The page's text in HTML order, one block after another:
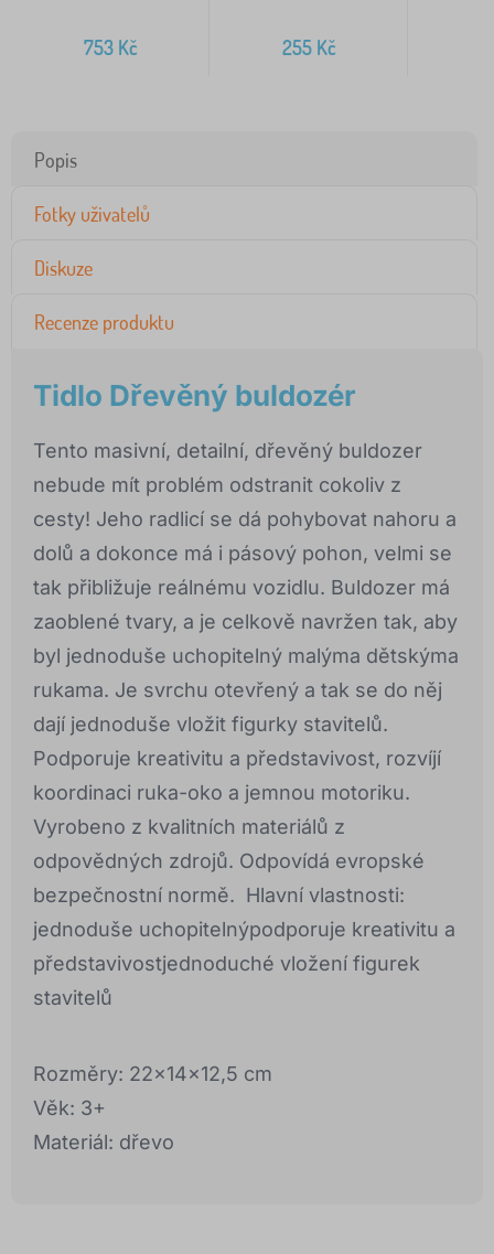
753Kč 255Kč
Popis
Fotky uživatelů
Diskuze
Recenze produktu
Tidlo Dřevěný buldozér
Tento masivní, detailní, dřevěný buldozer
nebude mít problém odstranit cokoliv z
cesty! Jeho radlicí se dá pohybovat nahoru a
dolů a dokonce má i pásový pohon, velmi se
tak přibližuje reálnému vozidlu. Buldozer má
zaoblené tvary, a je celkově navržen tak, aby
byl jednoduše uchopitelný malýma dětskýma
rukama. Je svrchu otevřený a tak se do něj
dají jednoduše vložit figurky stavitelů.
Podporuje kreativitu a představivost, rozvíjí
koordinaci ruka-oko a jemnou motoriku.
Vyrobeno z kvalitních materiálů z
odpovědných zdrojů. Odpovídá evropské
bezpečnostní normě. Hlavní vlastnosti:
jednoduše uchopitelnýpodporuje kreativitu a
představivostjednoduché vložení figurek
stavitelů
Rozměry: 22x14x12,5 cm
Věk: 3+
Materiál: dřevo